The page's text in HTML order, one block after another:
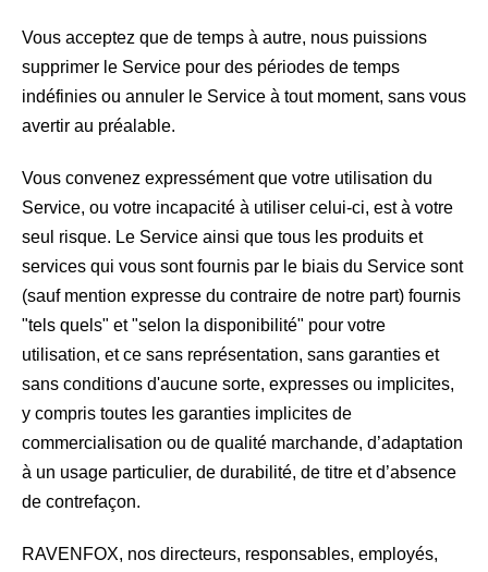
Vous acceptez que de temps à autre, nous puissions
supprimer le Service pour des périodes de temps
indéfinies ou annuler le Service à tout moment, sans vous
avertir au préalable.
Vous convenez expressément que votre utilisation du
Service, ou votre incapacité à utiliser celui-ci, est à votre
seul risque. Le Service ainsi que tous les produits et
services qui vous sont fournis par le biais du Service sont
(sauf mention expresse du contraire de notre part) fournis
"tels quels" et "selon la disponibilité" pour votre
utilisation, et ce sans représentation, sans garanties et
sans conditions d'aucune sorte, expresses ou implicites,
y compris toutes les garanties implicites de
commercialisation ou de qualité marchande, d’adaptation
à un usage particulier, de durabilité, de titre et d’absence
de contrefaçon.
RAVENFOX, nos directeurs, responsables, employés,